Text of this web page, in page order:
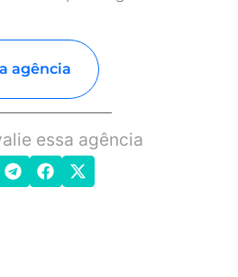
agência
essa agência